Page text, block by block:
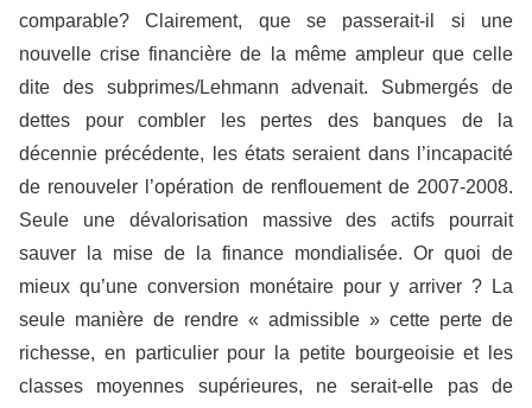
comparable? Clairement, que se passerait-il si une
nouvelle crise financière de la même ampleur que celle
dite des subprimes/Lehmann advenait. Submergés de
dettes pour combler les pertes des banques de la
décennie précédente, les états seraient dans l’incapacité
de renouveler l’opération de renflouement de 2007-2008.
Seule une dévalorisation massive des actifs pourrait
sauver la mise de la finance mondialisée. Or quoi de
mieux qu’une conversion monétaire pour y arriver ? La
seule manière de rendre « admissible » cette perte de
richesse, en particulier pour la petite bourgeoisie et les
classes moyennes supérieures, ne serait-elle pas de